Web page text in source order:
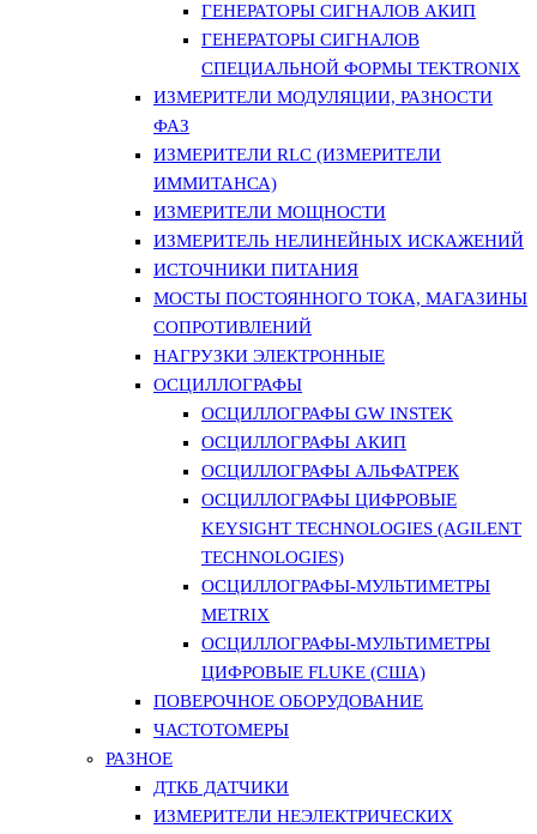
ГЕНЕРАТОРЫ СИГНАЛОВ АКИП
ГЕНЕРАТОРЫ СИГНАЛОВ
СПЕЦИАЛЬНОЙ ФОРМЫ TEKTRONIX
ИЗМЕРИТЕЛИ МОДУЛЯЦИИ, РАЗНОСТИ
ФАЗ
ИЗМЕРИТЕЛИ RLC (ИЗМЕРИТЕЛИ
ИММИТАНСА)
ИЗМЕРИТЕЛИ МОЩНОСТИ
ИЗМЕРИТЕЛЬ НЕЛИНЕЙНЫХ ИСКАЖЕНИЙ
ИСТОЧНИКИ ПИТАНИЯ
МОСТЫ ПОСТОЯННОГО ТОКА, МАГАЗИНЫ
СОПРОТИВЛЕНИЙ
НАГРУЗКИ ЭЛЕКТРОННЫЕ
ОСЦИЛЛОГРАФЫ
ОСЦИЛЛОГРАФЫ GW INSTEK
ОСЦИЛЛОГРАФЫ АКИП
ОСЦИЛЛОГРАФЫ АЛЬФАТРЕК
ОСЦИЛЛОГРАФЫ ЦИФРОВЫЕ
KEYSIGHT TECHNOLOGIES (AGILENT
TECHNOLOGIES)
ОСЦИЛЛОГРАФЫ-МУЛЬТИМЕТРЫ
METRIX
ОСЦИЛЛОГРАФЫ-МУЛЬТИМЕТРЫ
ЦИФРОВЫЕ FLUKE (США)
ПОВЕРОЧНОЕ ОБОРУДОВАНИЕ
ЧАСТОТОМЕРЫ
РАЗНОЕ
ДТКБ ДАТЧИКИ
ИЗМЕРИТЕЛИ НЕЭЛЕКТРИЧЕСКИХ